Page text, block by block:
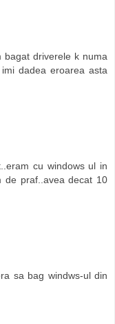
driverele k numa
dadea eroarea asta
cu windows ul in
de praf..avea decat 10
sa bag windws-ul din